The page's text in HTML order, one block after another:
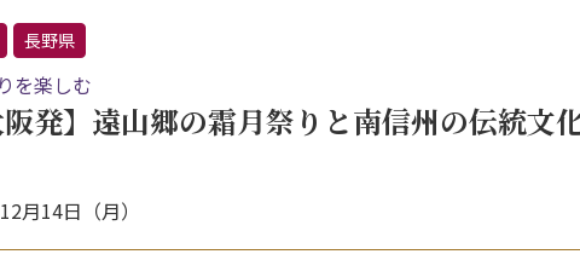
長野県
を楽しむ
阪発】遠山郷の霜月祭りと南信州の伝統文
月14日（月）